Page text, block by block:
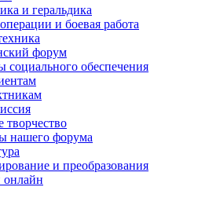
и геральдика
и боевая работа
форум
социального обеспечения
творчество
нашего форума
и преобразования
онлайн